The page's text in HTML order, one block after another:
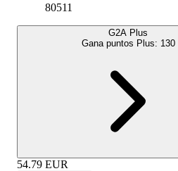
80511
G2A Plus
Gana puntos Plus: 130
54.79 EUR